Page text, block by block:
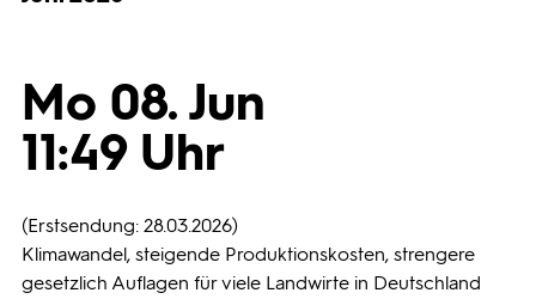
3sat
Mo 08. Jun
11:49 Uhr
(Erstsendung: 28.03.2026)
Klimawandel, steigende Produktionskosten, strengere
gesetzlich Auflagen für viele Landwirte in Deutschland